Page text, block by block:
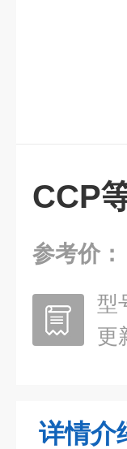
CCP
参考价：
型
更
详情介